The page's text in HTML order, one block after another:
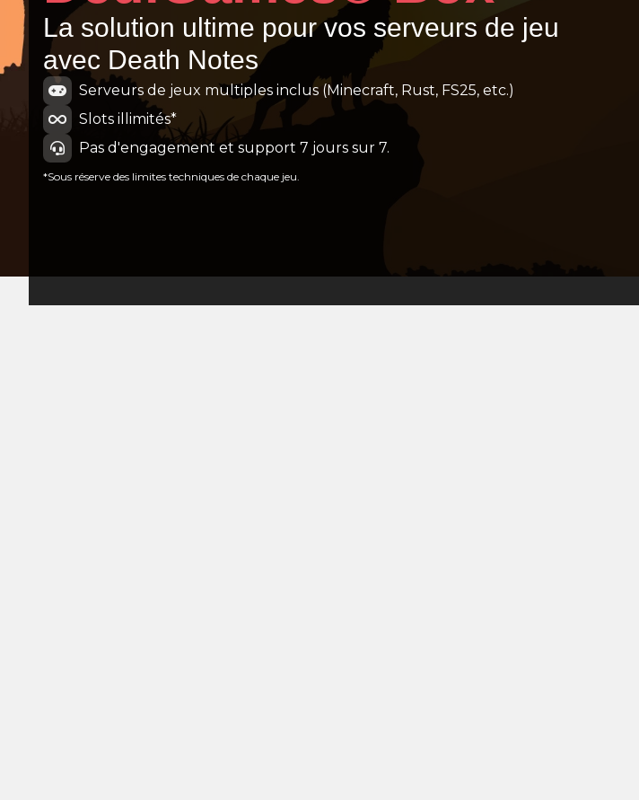
6.5.1
La solution ultime pour vos serveurs de jeu
avec Death Notes
Serveurs de jeux multiples inclus (Minecraft, Rust, FS25, etc.)
Slots illimités*
Pas d'engagement et support 7 jours sur 7.
*Sous réserve des limites techniques de chaque jeu.